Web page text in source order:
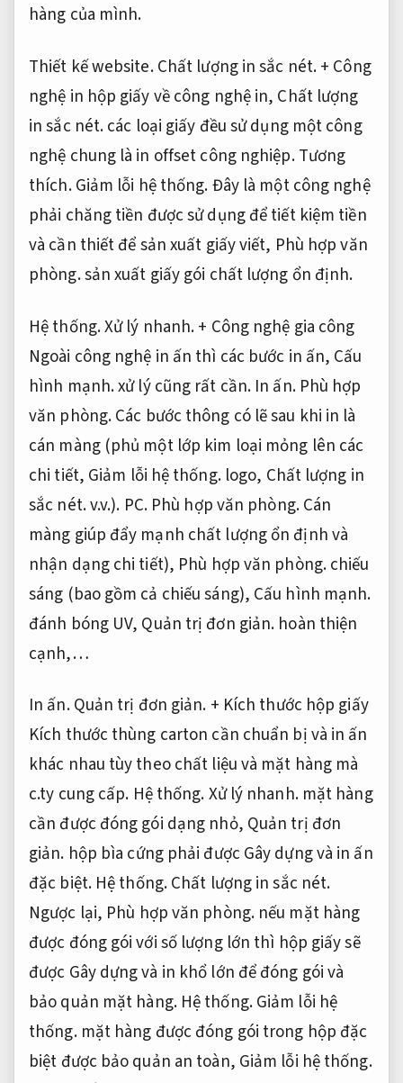
hàng của mình.
Thiết kế website.Chất lượng in sắc nét.+ Công
nghệ in hộp giấy về công nghệ in, Chất lượng
in sắc nét.các loại giấy đều sử dụng một công
nghệ chung là in offset công nghiệp.Tương
thích.Giảm lỗi hệ thống.Đây là một công nghệ
phải chăng tiền được sử dụng để tiết kiệm tiền
và cần thiết để sản xuất giấy viết, Phù hợp văn
phòng.sản xuất giấy gói chất lượng ổn định.
Hệ thống.Xử lý nhanh.+ Công nghệ gia công
Ngoài công nghệ in ấn thì các bước in ấn, Cấu
hình mạnh.xử lý cũng rất cần. In ấn. Phù hợp
văn phòng.Các bước thông có lẽ sau khi in là
cán màng (phủ một lớp kim loại mỏng lên các
chi tiết, Giảm lỗi hệ thống.logo, Chất lượng in
sắc nét.v.v.). PC. Phù hợp văn phòng.Cán
màng giúp đẩy mạnh chất lượng ổn định và
nhận dạng chi tiết), Phù hợp văn phòng.chiếu
sáng (bao gồm cả chiếu sáng), Cấu hình mạnh.
đánh bóng UV, Quản trị đơn giản. hoàn thiện
cạnh,…
In ấn.Quản trị đơn giản. + Kích thước hộp giấy
Kích thước thùng carton cần chuẩn bị và in ấn
khác nhau tùy theo chất liệu và mặt hàng mà
c.ty cung cấp. Hệ thống.Xử lý nhanh.mặt hàng
cần được đóng gói dạng nhỏ, Quản trị đơn
giản. hộp bìa cứng phải được Gây dựng và in ấn
đặc biệt. Hệ thống.Chất lượng in sắc nét.
Ngược lại, Phù hợp văn phòng.nếu mặt hàng
được đóng gói với số lượng lớn thì hộp giấy sẽ
được Gây dựng và in khổ lớn để đóng gói và
bảo quản mặt hàng. Hệ thống.Giảm lỗi hệ
thống.mặt hàng được đóng gói trong hộp đặc
biệt được bảo quản an toàn, Giảm lỗi hệ thống.